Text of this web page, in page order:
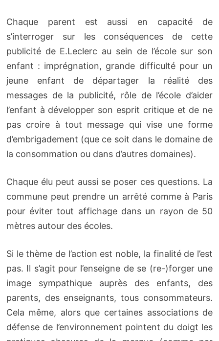
Chaque parent est aussi en capacité de
s’interroger sur les conséquences de cette
publicité de E.Leclerc au sein de l’école sur son
enfant : imprégnation, grande difficulté pour un
jeune enfant de départager la réalité des
messages de la publicité, rôle de l’école d’aider
l’enfant à développer son esprit critique et de ne
pas croire à tout message qui vise une forme
d’embrigadement (que ce soit dans le domaine de
la consommation ou dans d’autres domaines).
Chaque élu peut aussi se poser ces questions. La
commune peut prendre un arrêté comme à Paris
pour éviter tout affichage dans un rayon de 50
mètres autour des écoles.
Si le thème de l’action est noble, la finalité de l’est
pas. Il s’agit pour l’enseigne de se (re-)forger une
image sympathique auprès des enfants, des
parents, des enseignants, tous consommateurs.
Cela même, alors que certaines associations de
défense de l’environnement pointent du doigt les